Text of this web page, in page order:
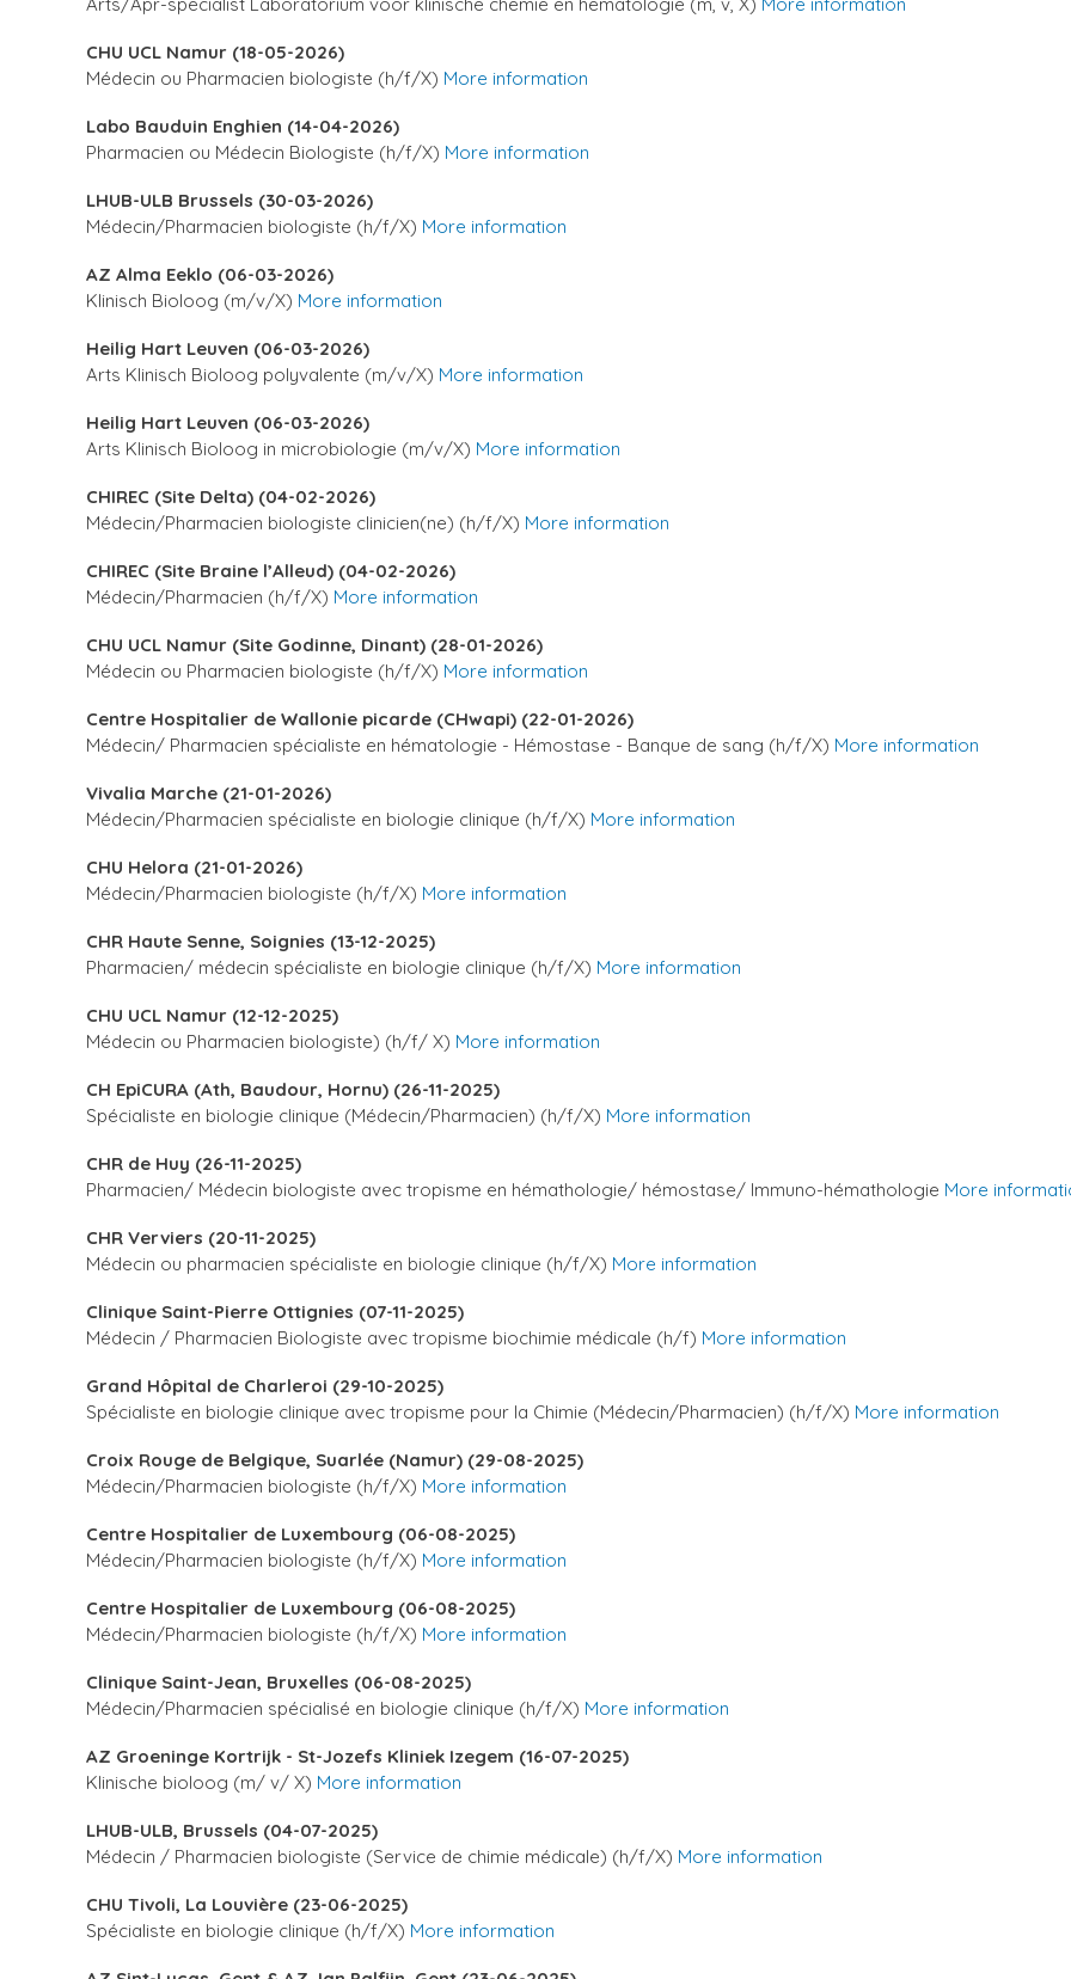
CHU UCL Namur (18-05-2026)
Médecin ou Pharmacien biologiste (h/f/X) More information
Labo Bauduin Enghien (14-04-2026)
Pharmacien ou Médecin Biologiste (h/f/X) More information
LHUB-ULB Brussels (30-03-2026)
Médecin/Pharmacien biologiste (h/f/X) More information
AZ Alma Eeklo (06-03-2026)
Klinisch Bioloog (m/v/X) More information
Heilig Hart Leuven (06-03-2026)
Arts Klinisch Bioloog polyvalente (m/v/X) More information
Heilig Hart Leuven (06-03-2026)
Arts Klinisch Bioloog in microbiologie (m/v/X) More information
CHIREC (Site Delta) (04-02-2026)
Médecin/Pharmacien biologiste clinicien(ne) (h/f/X) More information
CHIREC (Site Braine l’Alleud) (04-02-2026)
Médecin/Pharmacien (h/f/X) More information
CHU UCL Namur (Site Godinne, Dinant) (28-01-2026)
Médecin ou Pharmacien biologiste (h/f/X) More information
Centre Hospitalier de Wallonie picarde (CHwapi) (22-01-2026)
Médecin/ Pharmacien spécialiste en hématologie - Hémostase - Banque de sang (h/f/X) More information
Vivalia Marche (21-01-2026)
Médecin/Pharmacien spécialiste en biologie clinique (h/f/X) More information
CHU Helora (21-01-2026)
Médecin/Pharmacien biologiste (h/f/X) More information
CHR Haute Senne, Soignies (13-12-2025)
Pharmacien/ médecin spécialiste en biologie clinique (h/f/X) More information
CHU UCL Namur (12-12-2025)
Médecin ou Pharmacien biologiste) (h/f/ X) More information
CH EpiCURA (Ath, Baudour, Hornu) (26-11-2025)
Spécialiste en biologie clinique (Médecin/Pharmacien) (h/f/X) More information
CHR de Huy (26-11-2025)
Pharmacien/ Médecin biologiste avec tropisme en hémathologie/ hémostase/ Immuno-hémathologie More
CHR Verviers (20-11-2025)
Médecin ou pharmacien spécialiste en biologie clinique (h/f/X) More information
Clinique Saint-Pierre Ottignies (07-11-2025)
Médecin / Pharmacien Biologiste avec tropisme biochimie médicale (h/f) More information
Grand Hôpital de Charleroi (29-10-2025)
Spécialiste en biologie clinique avec tropisme pour la Chimie (Médecin/Pharmacien) (h/f/X) More information
Croix Rouge de Belgique, Suarlée (Namur) (29-08-2025)
Médecin/Pharmacien biologiste (h/f/X) More information
Centre Hospitalier de Luxembourg (06-08-2025)
Médecin/Pharmacien biologiste (h/f/X) More information
Centre Hospitalier de Luxembourg (06-08-2025)
Médecin/Pharmacien biologiste (h/f/X) More information
Clinique Saint-Jean, Bruxelles (06-08-2025)
Médecin/Pharmacien spécialisé en biologie clinique (h/f/X) More information
AZ Groeninge Kortrijk - St-Jozefs Kliniek Izegem (16-07-2025)
Klinische bioloog (m/ v/ X) More information
LHUB-ULB, Brussels (04-07-2025)
Médecin / Pharmacien biologiste (Service de chimie médicale) (h/f/X) More information
CHU Tivoli, La Louvière (23-06-2025)
Spécialiste en biologie clinique (h/f/X) More information